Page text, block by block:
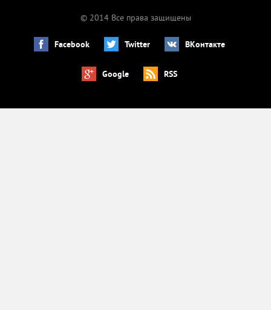
© 2014 Все права защищены
Facebook Twitter ВКонтакте
Google RSS